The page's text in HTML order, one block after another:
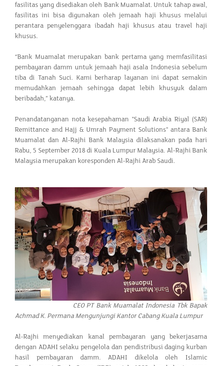
fasilitas yang disediakan oleh Bank Muamalat. Untuk tahap awal,
fasilitas ini bisa digunakan oleh jemaah haji khusus melalui
perantara penyelenggara ibadah haji khusus atau travel haji
khusus.
“Bank Muamalat merupakan bank pertama yang memfasilitasi
pembayaran damm untuk jemaah haji asala Indonesia sebelum
tiba di Tanah Suci. Kami berharap layanan ini dapat semakin
memudahkan jemaah sehingga dapat lebih khusyuk dalam
beribadah,” katanya.
Penandatanganan nota kesepahaman "Saudi Arabia Riyal (SAR)
Remittance and Hajj & Umrah Payment Solutions" antara Bank
Muamalat dan Al-Rajhi Bank Malaysia dilaksanakan pada hari
Rabu, 5 September 2018 di Kuala Lumpur Malaysia. Al-Rajhi Bank
Malaysia merupakan koresponden Al-Rajhi Arab Saudi.
CEO PT Bank Muamalat Indonesia Tbk Bapak
Achmad K. Permana Mengunjungi Kantor Cabang Kuala Lumpur
Al-Rajhi menyediakan kanal pembayaran yang bekerjasama
dengan ADAHI selaku pengelola dan pendistribusi daging kurban
hasil pembayaran damm. ADAHI dikelola oleh Islamic